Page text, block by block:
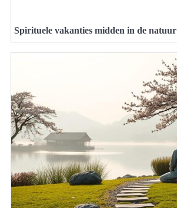
Spirituele vakanties midden in de natuur